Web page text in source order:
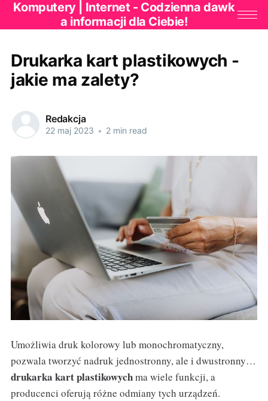
Komputery | Internet - Codzienna dawk
a informacji dla Ciebie!
Drukarka kart plastikowych -
jakie ma zalety?
Redakcja
22 maj 2023 • 2 min read
Umożliwia druk kolorowy lub monochromatyczny,
pozwala tworzyć nadruk jednostronny, ale i dwustronny…
drukarka kart plastikowychma wiele funkcji, a
producenci oferują różne odmiany tych urządzeń.